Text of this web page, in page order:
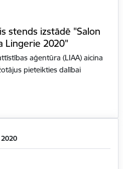
stends izstādē "Salon
Lingerie 2020"
aģentūra (LIAA) aicina
pieteikties dalībai